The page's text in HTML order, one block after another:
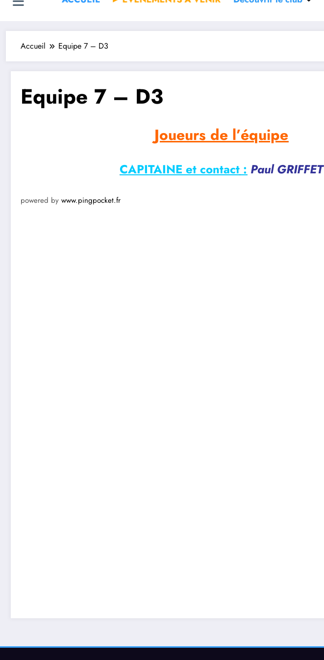
Accueil Equipe 7 – D3
Equipe 7 – D3
Joueurs de l’équipe
CAPITAINE et contact : Paul GRIFFET
powered by www.pingpocket.fr